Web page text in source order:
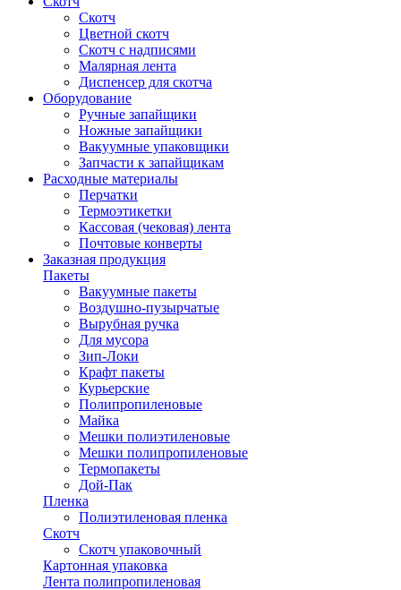
Скотч
Цветной скотч
Скотч с надписями
Малярная лента
Диспенсер для скотча
Оборудование
Ручные запайщики
Ножные запайщики
Вакуумные упаковщики
Запчасти к запайщикам
Расходные материалы
Перчатки
Термоэтикетки
Кассовая (чековая) лента
Почтовые конверты
Заказная продукция
Пакеты
Вакуумные пакеты
Воздушно-пузырчатые
Вырубная ручка
Для мусора
Зип-Локи
Крафт пакеты
Курьерские
Полипропиленовые
Майка
Мешки полиэтиленовые
Мешки полипропиленовые
Термопакеты
Дой-Пак
Пленка
Полиэтиленовая пленка
Скотч
Скотч упаковочный
Картонная упаковка
Лента полипропиленовая